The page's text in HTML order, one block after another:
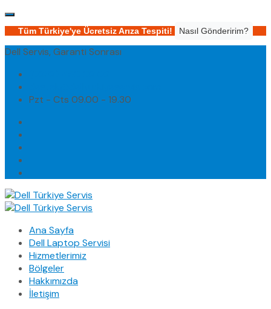
Tüm Türkiye'ye Ücretsiz Arıza Tespiti! Nasıl Gönderirim?
Dell Servis, Garanti Sonrası
Pzt - Cts 09.00 - 19.30
Ana Sayfa
Dell Laptop Servisi
Hizmetlerimiz
Bölgeler
Hakkımızda
İletişim